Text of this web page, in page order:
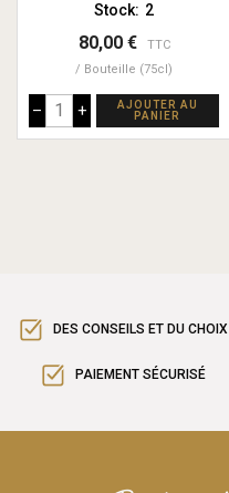
Stock: 2
80,00 €
TTC
Bouteille (75cl)
– +
AJOUTER AU
PANIER
DES CONSEILS ET DU CHOIX
PAIEMENT SÉCURISÉ